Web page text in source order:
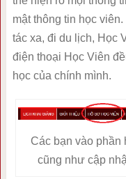
mật thông tin học
tác xa, đi du lịch, Học
điện thoại Học Viên
học của chính mình.
Các bạn vào phần
cũng như cập